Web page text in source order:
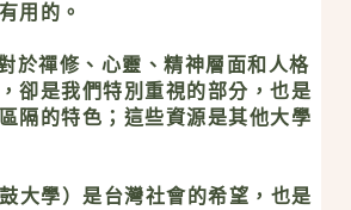
用的。
於禪修、心靈、精神層面和人格
卻是我們特別重視的部分，也是
隔的特色；這些資源是其他大學
大學）是台灣社會的希望，也是